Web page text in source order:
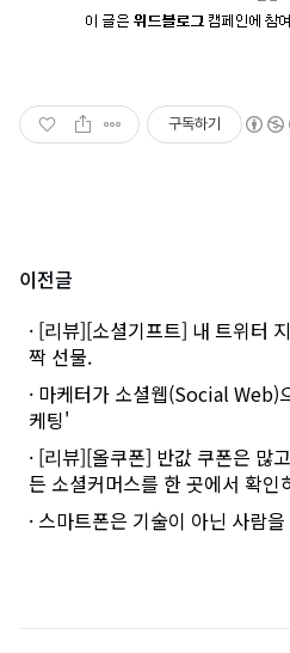
구독하기
이전글
· [리뷰][소셜기프트] 내 트위터
짝 선물.
· 마케터가 소셜웹(Social Web)
케팅'
· [리뷰][올쿠폰] 반값 쿠폰은 많
든 소셜커머스를 한 곳에서 확인
· 스마트폰은 기술이 아닌 사람